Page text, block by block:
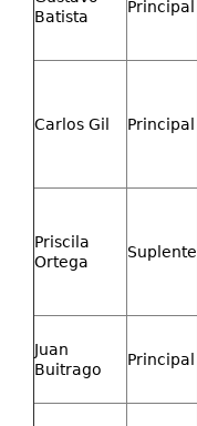
Batista
Principal
Carlos Gil Principal
Priscila
Ortega
Suplente
Juan
Buitrago
Principal